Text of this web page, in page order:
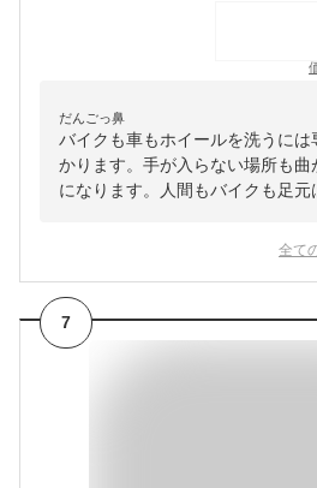
だんごっ鼻
バイクも車もホイールを洗うに
かります。手が入らない場所も曲
になります。人間もバイクも足元
全て
7